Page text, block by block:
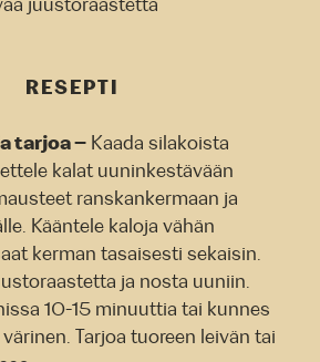
juustoraastetta
RESEPTI
tarjoa – Kaada silakoista
kalat uuninkestävään
ranskankermaan ja
Kääntele kaloja vähän
kerman tasaisesti sekaisin.
ja nosta uuniin.
10-15 minuuttia tai kunnes
Tarjoa tuoreen leivän tai